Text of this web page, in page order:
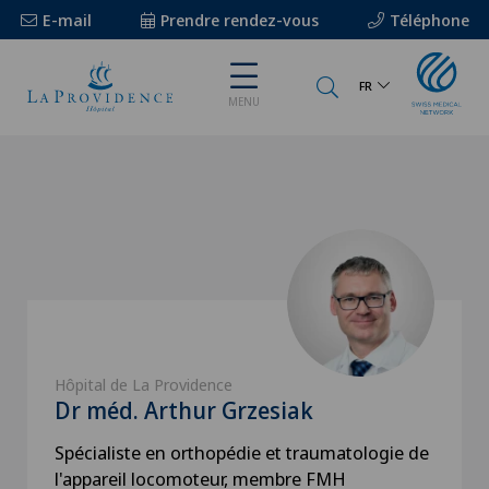
E-mail Prendre rendez-vous Téléphone
MENU
FR
Hôpital de La Providence
Dr méd. Arthur Grzesiak
Spécialiste en orthopédie et traumatologie de
l'appareil locomoteur, membre FMH